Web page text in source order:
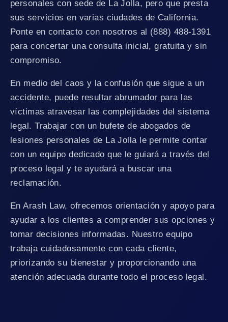
personales con sede de La Jolla, pero que presta
sus servicios en varias ciudades de California.
Ponte en contacto con nosotros al (888) 488-1391
para concertar una consulta inicial, gratuita y sin
compromiso.
En medio del caos y la confusión que sigue a un
accidente, puede resultar abrumador para las
víctimas atravesar las complejidades del sistema
legal. Trabajar con un bufete de abogados de
lesiones personales de La Jolla le permite contar
con un equipo dedicado que le guiará a través del
proceso legal y te ayudará a buscar una
reclamación.
En Arash Law, ofrecemos orientación y apoyo para
ayudar a los clientes a comprender sus opciones y
tomar decisiones informadas. Nuestro equipo
trabaja cuidadosamente con cada cliente,
priorizando su bienestar y proporcionando una
atención adecuada durante todo el proceso legal.